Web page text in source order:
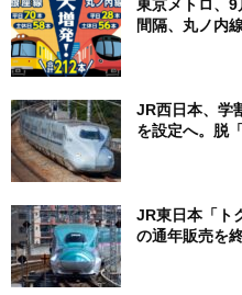
東京メトロ、
間隔、丸ノ内
JR西日本、学
を設定へ。脱
JR東日本「ト
の通年販売を